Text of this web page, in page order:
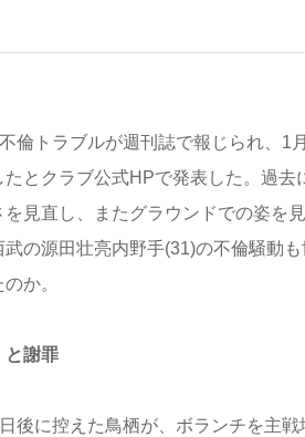
トラブルが週刊誌で報じられ、1
とクラブ公式HPで発表した。過
見直し、またグラウンドでの姿を
の源田壮亮内野手(31)の不倫騒動
か。
と謝罪
後に控えた鳥栖が、ボランチを主